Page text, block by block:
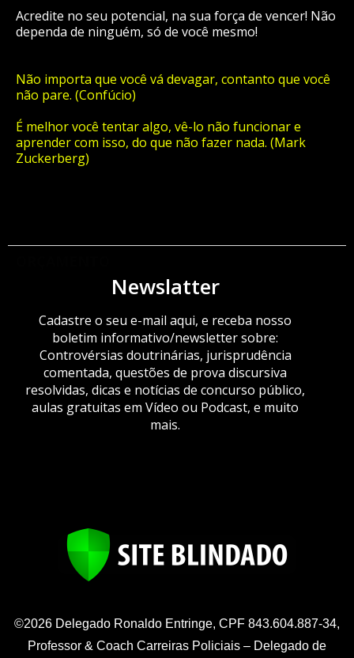
Acredite no seu potencial, na sua força de vencer! Não
dependa de ninguém, só de você mesmo!
Não importa que você vá devagar, contanto que você
não pare. (Confúcio)
É melhor você tentar algo, vê-lo não funcionar e
aprender com isso, do que não fazer nada. (Mark
Zuckerberg)
Newslatter
Cadastre o seu e-mail aqui, e receba nosso
boletim informativo/newsletter sobre:
Controvérsias doutrinárias, jurisprudência
comentada, questões de prova discursiva
resolvidas, dicas e notícias de concurso público,
aulas gratuitas em Vídeo ou Podcast, e muito
mais.
©2026 Delegado Ronaldo Entringe, CPF 843.604.887-34,
Professor & Coach Carreiras Policiais – Delegado de